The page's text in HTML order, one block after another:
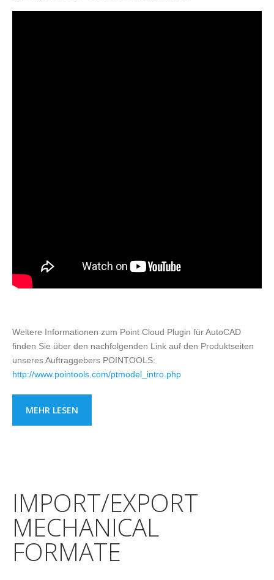
Weitere Informationen zum Point Cloud Plugin für AutoCAD
finden Sie über den nachfolgenden Link auf den Produktseiten
unseres Auftraggebers POINTOOLS:
http://www.pointools.com/ptmodel_intro.php
MEHR LESEN
IMPORT/EXPORT
MECHANICAL
FORMATE